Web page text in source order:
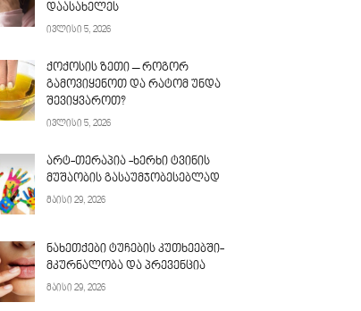
დაასახელეს
ივლისი 5, 2026
ქოქოსის ზეთი – როგორ
გამოვიყენოთ და რატომ უნდა
შევიყვაროთ?
ივლისი 5, 2026
არტ-თერაპია -ხერხი ტვინის
მუშაობის გასაუმჯობესებლად
მაისი 29, 2026
ნახეთქები ტუჩების კუთხეებში-
მკურნალობა და პრევენცია
მაისი 29, 2026